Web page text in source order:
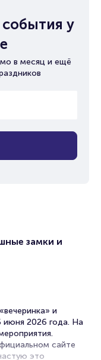
у
в месяц и ещё
замки и
и
июня 2026 года. На
сайте
это